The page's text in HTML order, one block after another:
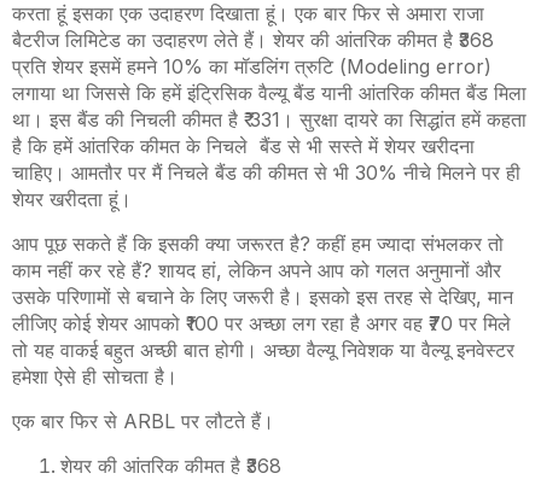
करता हूं इसका एक उदाहरण दिखाता हूं। एक बार फिर से अमारा राजा
बैटरीज लिमिटेड का उदाहरण लेते हैं। शेयर की आंतरिक कीमत है ₹368
प्रति शेयर इसमें हमने 10% का मॉडलिंग त्रुटि (Modeling error)
लगाया था जिससे कि हमें इंट्रिसिक वैल्यू बैंड यानी आंतरिक कीमत बैंड मिला
था। इस बैंड की निचली कीमत है ₹ 331। सुरक्षा दायरे का सिद्धांत हमें कहता
है कि हमें आंतरिक कीमत के निचले बैंड से भी सस्ते में शेयर खरीदना
चाहिए। आमतौर पर मैं निचले बैंड की कीमत से भी 30% नीचे मिलने पर ही
शेयर खरीदता हूं।
आप पूछ सकते हैं कि इसकी क्या जरूरत है? कहीं हम ज्यादा संभलकर तो
काम नहीं कर रहे हैं? शायद हां, लेकिन अपने आप को गलत अनुमानों और
उसके परिणामों से बचाने के लिए जरूरी है। इसको इस तरह से देखिए, मान
लीजिए कोई शेयर आपको ₹100 पर अच्छा लग रहा है अगर वह ₹70 पर मिले
तो यह वाकई बहुत अच्छी बात होगी। अच्छा वैल्यू निवेशक या वैल्यू इनवेस्टर
हमेशा ऐसे ही सोचता है।
एक बार फिर से ARBL पर लौटते हैं।
शेयर की आंतरिक कीमत है ₹368